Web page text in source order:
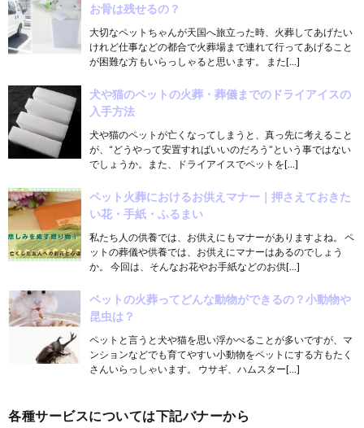
お骨は残せるの？
大切なペットちゃんが天国へ旅立った時、火葬してあげたい
けれど仕事などの都合で火葬場まで連れて行ってあげること
が困難な方もいらっしゃると思います。 また[…]
犬や猫のペットの火葬・葬儀までのドライアイスの
入手方法
犬や猫のペットが亡くなってしまうと、真っ先に考えること
が、“どうやって安置すればいいのだろう”という事ではない
でしょうか。また、ドライアイスでペットを[…]
ペット火葬におけるお供えマナー｜押さえておきた
い花・手紙・ふるまい
私たち人の供養では、お供えにもマナーがありますよね。 ペ
ットの葬儀や供養では、お供えにマナーはあるのでしょう
か。 今回は、そんなお花やお手紙などのお供[…]
ペットの火葬ってどんな動物ができるの？小動物や
昆虫は？
ペットと言うと犬や猫を思い浮かべることが多いですが、マ
ンションなどでも育てやすい小動物をペットにする方もたく
さんいらっしゃいます。 ウサギ、ハムスター[…]
各種サービスについては下記バナーから